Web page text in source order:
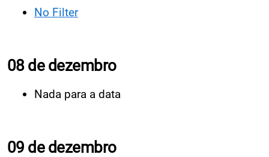
No Filter
08 de dezembro
Nada para a data
09 de dezembro